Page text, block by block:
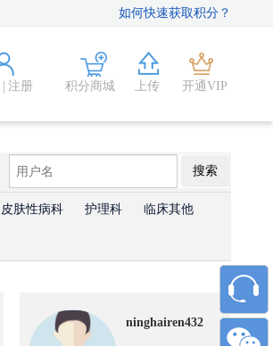
如何快速获取积分？
注册 积分商城 上传 开通VIP
搜索
皮肤性病科 护理科 临床其他
ninghairen432